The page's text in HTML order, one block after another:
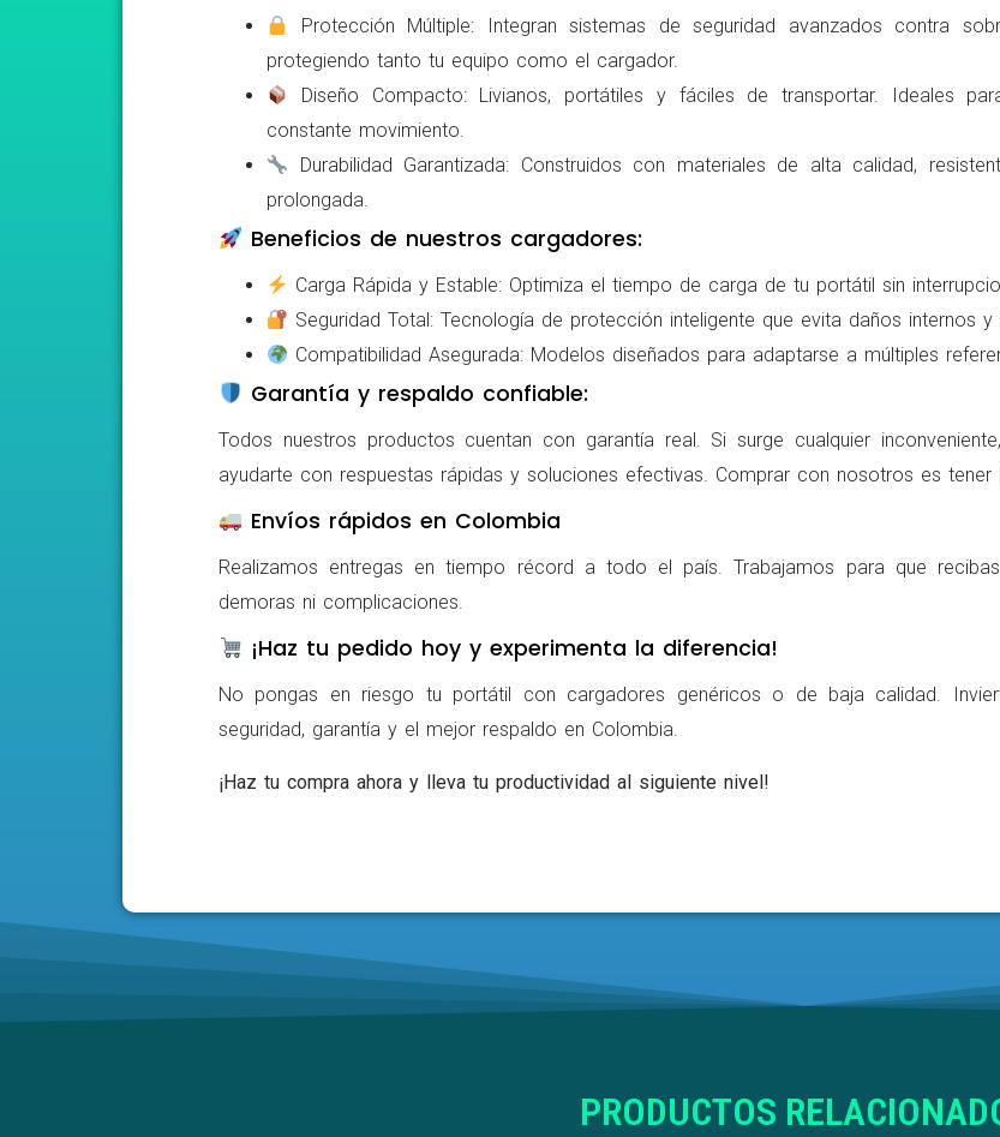
Protección Múltiple: Integran sistemas de seguridad avanzados contra
protegiendo tanto tu equipo como el cargador.
Diseño Compacto: Livianos, portátiles y fáciles de transportar. Ideales
constante movimiento.
Durabilidad Garantizada: Construidos con materiales de alta calidad,
prolongada.
Beneficios de nuestros cargadores:
Carga Rápida y Estable: Optimiza el tiempo de carga de tu portátil sin
Seguridad Total: Tecnología de protección inteligente que evita daños internos
Compatibilidad Asegurada: Modelos diseñados para adaptarse a múltiples
Garantía y respaldo confiable:
Todos nuestros productos cuentan con garantía real. Si surge cualquier
ayudarte con respuestas rápidas y soluciones efectivas. Comprar con nosotros es tener
Envíos rápidos en Colombia
Realizamos entregas en tiempo récord a todo el país. Trabajamos para que
demoras ni complicaciones.
¡Haz tu pedido hoy y experimenta la diferencia!
No pongas en riesgo tu portátil con cargadores genéricos o de baja calidad.
seguridad, garantía y el mejor respaldo en Colombia.
¡Haz tu compra ahora y lleva tu productividad al siguiente nivel!
PRODUCTOS